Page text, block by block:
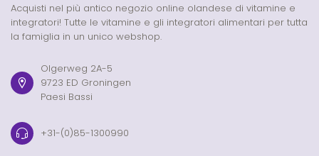
Acquisti nel più antico negozio online olandese di vitamine e
integratori! Tutte le vitamine e gli integratori alimentari per tutta
la famiglia in un unico webshop.
Olgerweg 2A-5
9723 ED Groningen
Paesi Bassi
+31-(0)85-1300990